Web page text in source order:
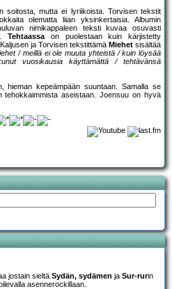
soitosta, mutta ei lyriikoista. Torvisen tekstit
olematta liian yksinkertaisia. Albumin
nimikappaleen teksti kuvaa osuvasti
Tehtaassaon puolestaan kuin kärjistetty
ja Torvisen tekstittämä Miehet sisältää
/ meillä ei ole muuta yhteistä / kuin löysää
vuosikausia käyttämättä / tehtävänsä
hieman kepeämpään suuntaan. Samalla se
tehokkaimmista aseistaan. Joensuu on hyvä
jostain sieltä Sydän, sydämen ja Sur-rurin
asennerockillaan.